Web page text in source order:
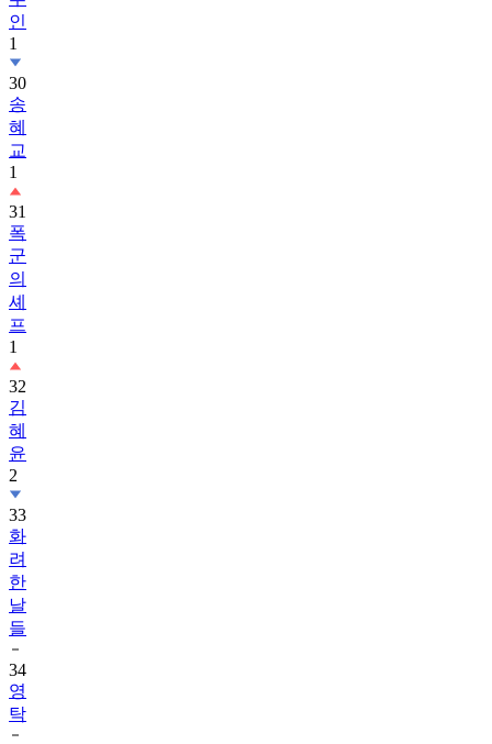
인
1
30
송
혜
교
1
31
폭
군
의
셰
프
1
32
김
혜
윤
2
33
화
려
한
날
들
34
영
탁